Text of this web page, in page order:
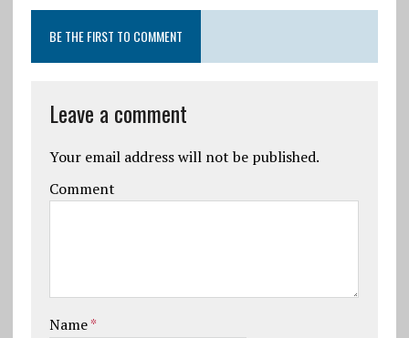
BE THE FIRST TO COMMENT
Leave a comment
Your email address will not be published.
Comment
Name*